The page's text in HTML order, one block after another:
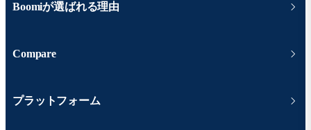
Boomiが選ばれる理由
Compare
プラットフォーム